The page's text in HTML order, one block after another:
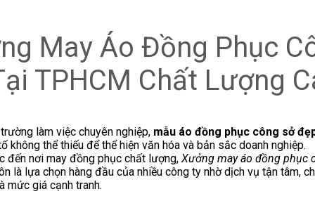
May Áo Đồng Phục
TPHCM Chất Lượng
làm việc chuyên nghiệp, mẫu áo đồng phục công sở
không thể thiếu để thể hiện văn hóa và bản sắc doanh nghiệp.
đến nơi may đồng phục chất lượng, Xưởng may áo đồng phục
là lựa chọn hàng đầu của nhiều công ty nhờ dịch vụ tận tâm,
mức giá cạnh tranh.